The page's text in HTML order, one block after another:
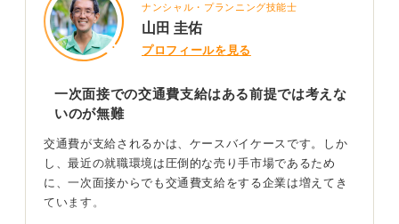
ナンシャル・プランニング技能士
山田 圭佑
プロフィールを見る
一次面接での交通費支給はある前提では考えな
いのが無難
交通費が支給されるかは、ケースバイケースです。しか
し、最近の就職環境は圧倒的な売り手市場であるため
に、一次面接からでも交通費支給をする企業は増えてき
ています。